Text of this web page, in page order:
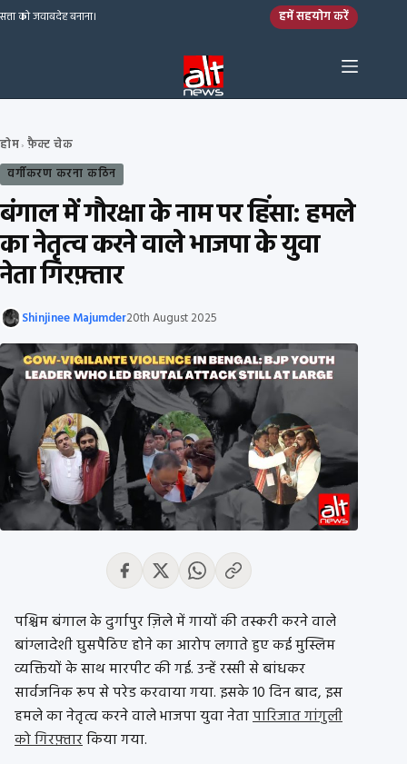
Skip to content
सत्ता को जवाबदेह बनाना। हमें सहयोग करें
होम› फ़ैक्ट चेक
वर्गीकरण करना कठिन
बंगाल में गौरक्षा के नाम पर हिंसा: हमले
का नेतृत्व करने वाले भाजपा के युवा
नेता गिरफ़्तार
Shinjinee Majumder20th August 2025
पश्चिम बंगाल के दुर्गापुर ज़िले में गायों की तस्करी करने वाले
बांग्लादेशी घुसपैठिए होने का आरोप लगाते हुए कई मुस्लिम
व्यक्तियों के साथ मारपीट की गई. उन्हें रस्सी से बांधकर
सार्वजनिक रूप से परेड करवाया गया. इसके 10 दिन बाद, इस
हमले का नेतृत्व करने वाले भाजपा युवा नेतापारिजात गांगुली
को गिरफ़्तारकिया गया.